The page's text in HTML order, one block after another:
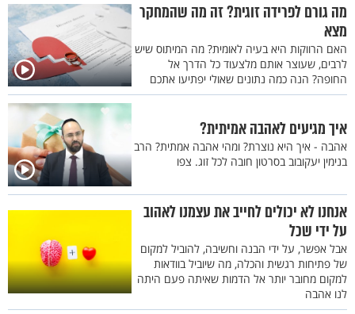
מה גורם לפרידה זוגית? זה מה שהמחקר
מצא
האם הרווקות היא בעיה לאומית? מה המיתוס שיש
לרבים, שעוצר אותם מלצעוד כל הדרך אל
החופה? הנה כמה נתונים שאולי יפתיעו אתכם
איך מגיעים לאהבה אמיתית?
אהבה - איך היא נוצרת? ומהי אהבה אמתית? הרב
בנימין יעקובוב בסרטון חובה לכל זוג. צפו
אנחנו לא יכולים לחייב את עצמנו לאהוב
על ידי שכל
אבל אפשר, על ידי הבנה וחשיבה, להוביל למקום
של פתיחות רגשית והכלה, מה שיוביל בוודאות
למקום מחובר יותר אל הדמות שאיתה פעם היתה
לנו אהבה